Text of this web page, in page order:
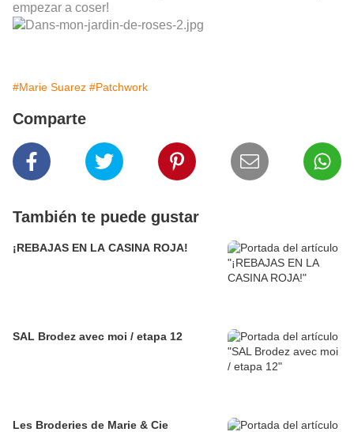
empezar a coser!
#Marie Suarez #Patchwork
Comparte
También te puede gustar
¡REBAJAS EN LA CASINA ROJA!
SAL Brodez avec moi / etapa 12
Les Broderies de Marie & Cie